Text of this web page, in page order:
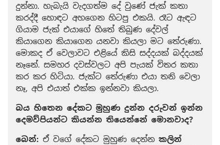
දුන්නා. හැබැයි වැදගත්ම දේ වුණේ ජැක් කතා
කරද්දී හොඳට අහගෙන හිටපු එකයි. රෑට ඇඳට
ගියාම ජැක් එයාගේ හිතේ තිබුණ දේවල්
කියාගෙන කියාගෙන යනවා කියලා මට තේරුණා.
මොකද ඒ වෙලාවට එළියේ කිසි සද්දයක් බද්දයක්
නෑනේ. සමහර දවස්වලට අපි පැයක් විතර කතා
කර කර හිටියා. ජැක්ට තේරුණා එයා තනි වෙලා
නෑ, අපි එයාත් එක්ක ඉන්නවා කියලා.
බය හිතෙන දේකට මුහුණ දුන්න දරුවන් ඉන්න
දෙමව්පියන්ට කියන්න තියෙන්නේ මොනවාද?
බෙන්: ඒ වගේ දේකට මුහුණ දෙන්න කලින්